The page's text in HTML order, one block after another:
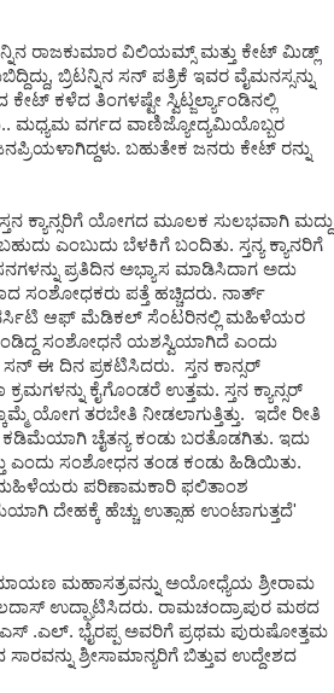
ರಾಜಕುಮಾರ ವಿಲಿಯಮ್ಸ್ ಮತ್ತು ಕೇಟ್ ಮಿಡ್ಲ್
ಬ್ರಿಟನ್ನಿನ ಸನ್ ಪತ್ರಿಕೆ ಇವರ ವೈಮನಸ್ಸನ್ನು
ಕಳೆದ ತಿಂಗಳಷ್ಟೇ ಸ್ವಿಟ್ಜರ್ಲ್ಯಾಂಡಿನಲ್ಲಿ
ಮಧ್ಯಮ ವರ್ಗದ ವಾಣಿಜ್ಯೋದ್ಯಮಿಯೊಬ್ಬರ
ಬಹುತೇಕ ಜನರು ಕೇಟ್ ರನ್ನು
ಸ್ತನ ಕ್ಯಾನ್ಸರಿಗೆ ಯೋಗದ ಮೂಲಕ ಸುಲಭವಾಗಿ ಮದ್ದು
ಎಂಬುದು ಬೆಳಕಿಗೆ ಬಂದಿತು. ಸ್ತನ್ಯ ಕ್ಯಾನರಿಗೆ
ಪ್ರತಿದಿನ ಅಭ್ಯಾಸ ಮಾಡಿಸಿದಾಗ ಅದು
ಸಂಶೋಧಕರು ಪತ್ತೆ ಹಚ್ಚಿದರು. ನಾರ್ತ್
ಆಫ್ ಮೆಡಿಕಲ್ ಸೆಂಟರಿನಲ್ಲಿ ಮಹಿಳೆಯರ
ಸಂಶೋಧನೆ ಯಶಸ್ವಿಯಾಗಿದೆ ಎಂದು
ಈ ದಿನ ಪ್ರಕಟಿಸಿದರು. ಸ್ತನ ಕಾನ್ಸರ್
ಕೈಗೊಂಡರೆ ಉತ್ತಮ. ಸ್ತನ ಕ್ಯಾನ್ಸರ್
ಯೋಗ ತರಬೇತಿ ನೀಡಲಾಗುತ್ತಿತ್ತು. ಇದೇ ರೀತಿ
ಚೈತನ್ಯ ಕಂಡು ಬರತೊಡಗಿತು. ಇದು
ಎಂದು ಸಂಶೋಧನ ತಂಡ ಕಂಡು ಹಿಡಿಯಿತು.
ಮಹಿಳೆಯರು ಪರಿಣಾಮಕಾರಿ ಫಲಿತಾಂಶ
ಹೆಚ್ಚು ಉತ್ಸಾಹ ಉಂಟಾಗುತ್ತದೆ'
ಮಹಾಸತ್ರವನ್ನು ಅಯೋಧ್ಯೆಯ ಶ್ರೀರಾಮ
ಉದ್ಘಾಟಿಸಿದರು. ರಾಮಚಂದ್ರಾಪುರ ಮಠದ
ಎಸ್ .ಎಲ್. ಭೈರಪ್ಪ ಅವರಿಗೆ ಪ್ರಥಮ ಪುರುಷೋತ್ತಮ
ಶ್ರೀಸಾಮಾನ್ಯರಿಗೆ ಬಿತ್ತುವ ಉದ್ದೇಶದ